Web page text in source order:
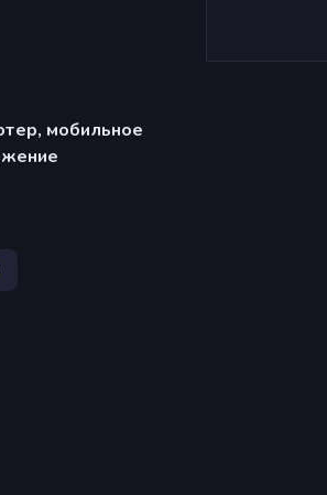
мобильное